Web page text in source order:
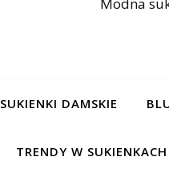
SUKIENKI DAMSKIE
TRENDY W SUKIENKACH